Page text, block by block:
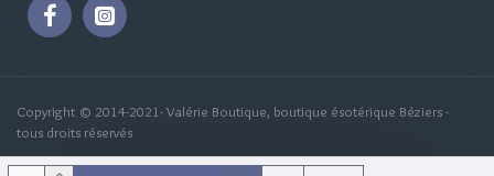
Copyright © 2014-2021- Valérie Boutique, boutique ésotérique Béziers -
tous droits réservés